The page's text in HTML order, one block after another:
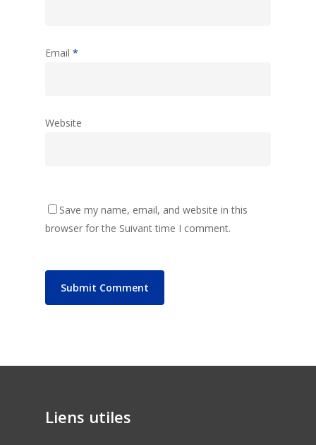
Email *
Website
Save my name, email, and website in this
browser for the Suivant time I comment.
Liens utiles